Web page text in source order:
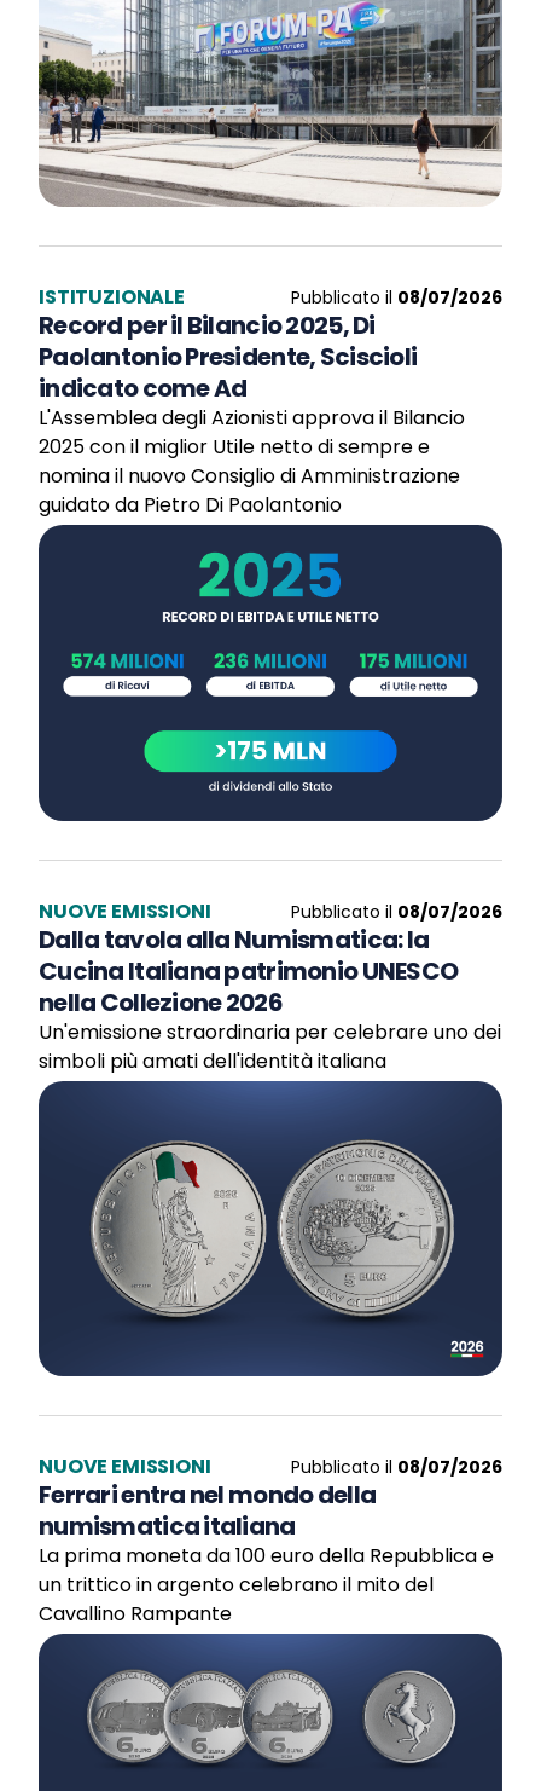
ISTITUZIONALE Pubblicato il 08/07/2026
Record per il Bilancio 2025, Di
Paolantonio Presidente, Sciscioli
indicato come Ad
L'Assemblea degli Azionisti approva il Bilancio
2025 con il miglior Utile netto di sempre e
nomina il nuovo Consiglio di Amministrazione
guidato da Pietro Di Paolantonio
NUOVE EMISSIONI Pubblicato il 08/07/2026
Dalla tavola alla Numismatica: la
Cucina Italiana patrimonio UNESCO
nella Collezione 2026
Un'emissione straordinaria per celebrare uno dei
simboli più amati dell'identità italiana
NUOVE EMISSIONI Pubblicato il 08/07/2026
Ferrari entra nel mondo della
numismatica italiana
La prima moneta da 100 euro della Repubblica e
un trittico in argento celebrano il mito del
Cavallino Rampante